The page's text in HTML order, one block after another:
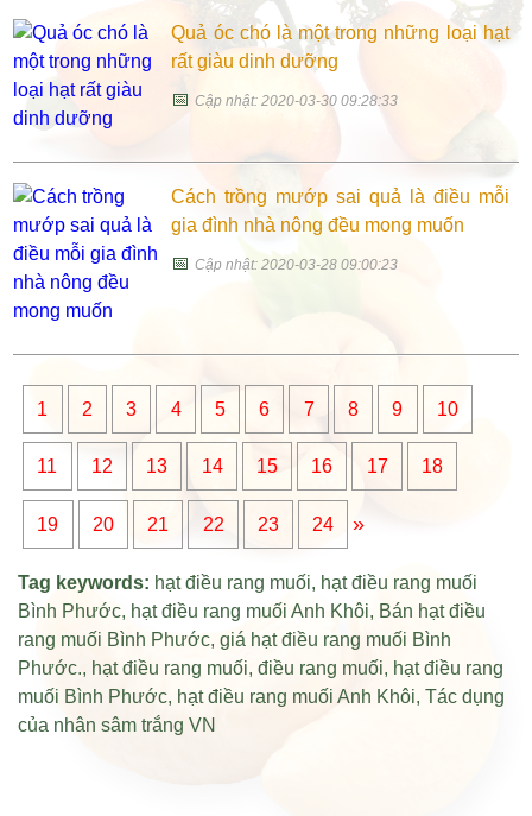
Quả óc chó là một trong những loại hạt
rất giàu dinh dưỡng
📅Cập nhật: 2020-03-30 09:28:33
Cách trồng mướp sai quả là điều mỗi
gia đình nhà nông đều mong muốn
📅Cập nhật: 2020-03-28 09:00:23
1 2 3 4 5 6 7 8 9 10
11 12 13 14 15 16 17 18
19 20 21 22 23 24 »
Tag keywords: hạt điều rang muối, hạt điều rang muối
Bình Phước, hạt điều rang muối Anh Khôi, Bán hạt điều
rang muối Bình Phước,giá hạt điều rang muối Bình
Phước., hạt điều rang muối,điều rang muối, hạt điều rang
muối Bình Phước, hạt điều rang muối Anh Khôi,Tác dụng
của nhân sâm trắng VN